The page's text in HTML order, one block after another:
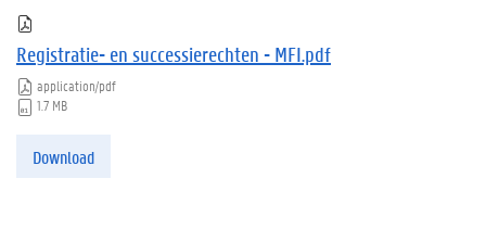
Registratie- en successierechten - MFI.pdf
application/pdf
1.7 MB
Download